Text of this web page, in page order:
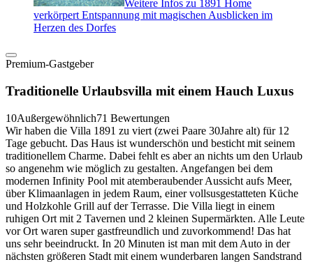
Weitere Infos zu 1891 Home
verkörpert Entspannung mit magischen Ausblicken im
Herzen des Dorfes
Premium-Gastgeber
Traditionelle Urlaubsvilla mit einem Hauch Luxus
10Außergewöhnlich71 Bewertungen
Wir haben die Villa 1891 zu viert (zwei Paare 30Jahre alt) für 12
Tage gebucht. Das Haus ist wunderschön und besticht mit seinem
traditionellem Charme. Dabei fehlt es aber an nichts um den Urlaub
so angenehm wie möglich zu gestalten. Angefangen bei dem
modernen Infinity Pool mit atemberaubender Aussicht aufs Meer,
über Klimaanlagen in jedem Raum, einer vollsusgestatteten Küche
und Holzkohle Grill auf der Terrasse. Die Villa liegt in einem
ruhigen Ort mit 2 Tavernen und 2 kleinen Supermärkten. Alle Leute
vor Ort waren super gastfreundlich und zuvorkommend! Das hat
uns sehr beeindruckt. In 20 Minuten ist man mit dem Auto in der
nächsten größeren Stadt mit einem wunderbaren langen Sandstrand